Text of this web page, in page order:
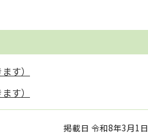
す）
す）
掲載日 令和8年3月1日